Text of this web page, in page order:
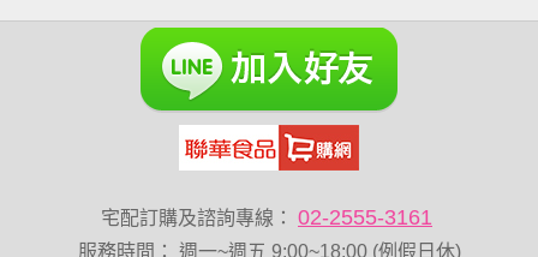
無調味綜合堅果 杏仁 三角飯糰 萬歲牌 米果
小魚乾 無糖 堅果飲 Diy飯糰
萬歲牌小魚 滿天星 全聯 海苔細 蔓越梅
元氣什穀堅果飲 烘焙 萬歲牌 堅果小包裝活力堅果
無調味綜合果 無加糖 萬歲牌 蔓越莓
宅配訂購及諮詢專線： 02-2555-3161
服務時間 ：
週一~週五 9:00~18:00 (例假日休)